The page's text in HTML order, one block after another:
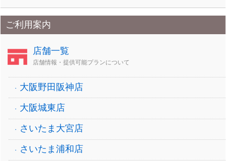
ご利用案内
店舗一覧
店舗情報・提供可能プランについて
大阪野田阪神店
大阪城東店
さいたま大宮店
さいたま浦和店